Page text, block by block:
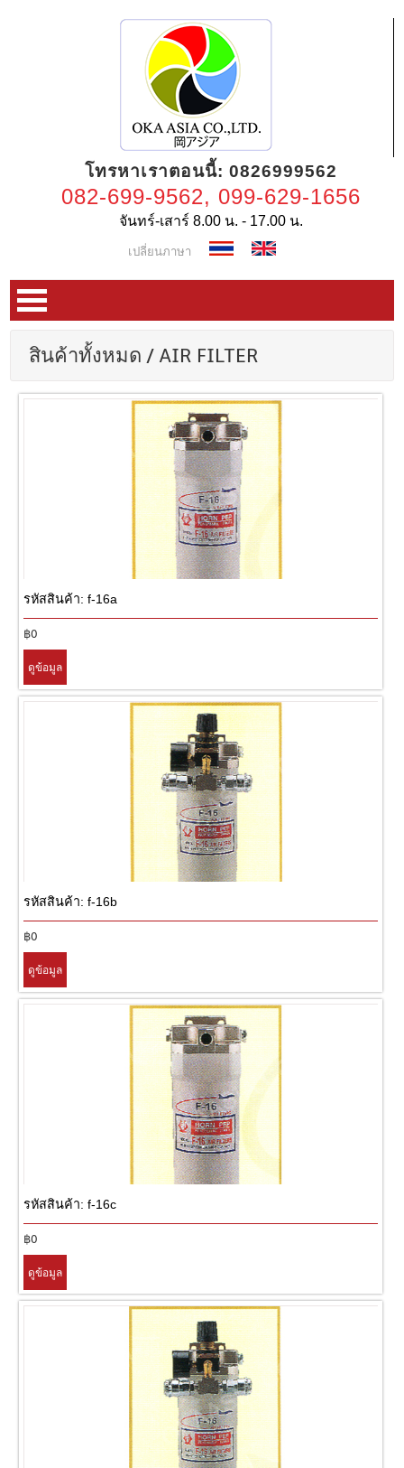
โทรหาเราตอนนี้: 0826999562
082-699-9562, 099-629-1656
จันทร์-เสาร์ 8.00 น. - 17.00 น.
เปลี่ยนภาษา
หน้าแรก
เกี่ยวกับเรา
วิธีการสั่งซื้อ/ชำระเงิน
เครื่องมือลม
อุปกรณ์เครื่องมือลม
เครื่องมือเพชรสำหรับงานอุตสาหกรรม
อุปกรณ์สำหรับ งานขัด,งานเจียร
เครื่องมือกัด,ตัด,เจาะ,กลึง,ปาด
สินค้าทั้งหมด / AIR FILTER
รหัสสินค้า: f-16a
฿0
ดูข้อมูล
รหัสสินค้า: f-16b
฿0
ดูข้อมูล
รหัสสินค้า: f-16c
฿0
ดูข้อมูล